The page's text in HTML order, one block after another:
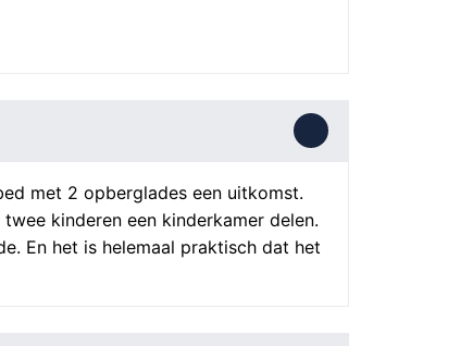
met 2 opberglades een uitkomst.
kinderen een kinderkamer delen.
En het is helemaal praktisch dat het